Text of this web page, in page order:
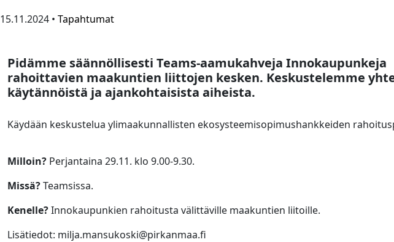
15.11.2024 • Tapahtumat
Pidämme säännöllisesti Teams-aamukahveja Innokaupunkeja
rahoittavien maakuntien liittojen kesken. Keskustelemme
käytännöistä ja ajankohtaisista aiheista.
Käydään keskustelua ylimaakunnallisten ekosysteemisopimushankkeiden
Milloin? Perjantaina 29.11. klo 9.00-9.30.
Missä?Teamsissa.
Kenelle?Innokaupunkien rahoitusta välittäville maakuntien liitoille.
Lisätiedot: milja.mansukoski@pirkanmaa.fi